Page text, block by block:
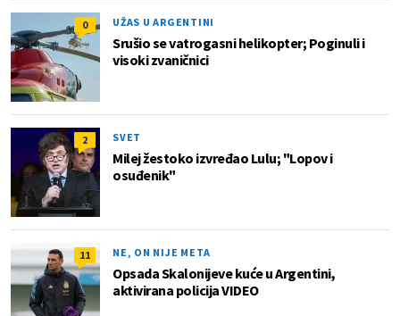
0 UŽAS U ARGENTINI
Srušio se vatrogasni helikopter; Poginuli i
visoki zvaničnici
2 SVET
Milej žestoko izvređao Lulu; "Lopov i
osuđenik"
11 NE, ON NIJE META
Opsada Skalonijeve kuće u Argentini,
aktivirana policija VIDEO